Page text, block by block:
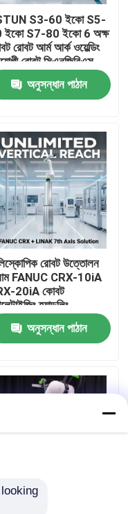
S3-60 ইকো S5-
ইকো S7-80 ইকো 6 অক্ষ
রোবট আর্ম আর্ক ওয়েল্ডিং
রোবট সিএনজিবিএস
পজিশনার
অনুসন্ধান পাঠান
রোবট উত্তোলন
FANUC CRX-10iA
20iA কোবট
হ্যান্ডলিং
রোবট
অনুসন্ধান পাঠান